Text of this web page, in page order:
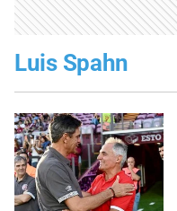
Luis Spahn